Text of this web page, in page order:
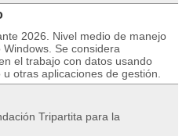
2026. Nivel medio de manejo
Se considera
el trabajo con datos usando
otras aplicaciones de gestión.
Tripartita para la